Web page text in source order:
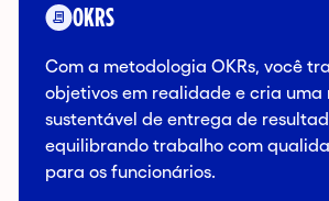
OKRS
Com a metodologia OKRs, você
objetivos em realidade e cria uma
sustentável de entrega de
equilibrando trabalho com
para os funcionários.